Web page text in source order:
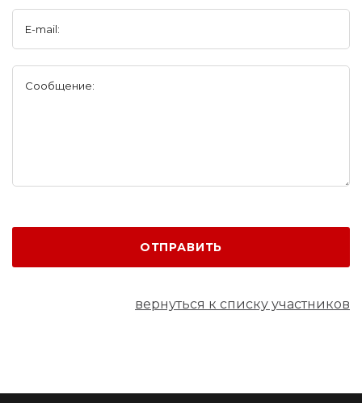
E-mail:
Сообщение:
ОТПРАВИТЬ
вернуться к списку участников